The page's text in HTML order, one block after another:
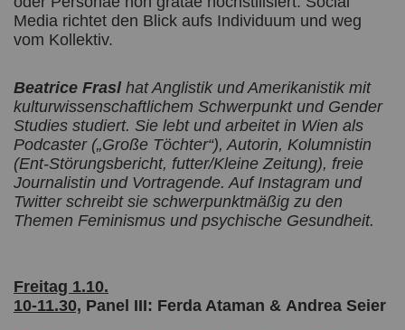
Media richtet den Blick aufs Individuum und weg
vom Kollektiv.
Beatrice Frasl hat Anglistik und Amerikanistik mit
kulturwissenschaftlichem Schwerpunkt und Gender
Studies studiert. Sie lebt und arbeitet in Wien als
Podcaster („Große Töchter“), Autorin, Kolumnistin
(Ent-Störungsbericht, futter/Kleine Zeitung), freie
Journalistin und Vortragende. Auf Instagram und
Twitter schreibt sie schwerpunktmäßig zu den
Themen Feminismus und psychische Gesundheit.
Freitag 1.10.
10-11.30, Panel III: Ferda Ataman & Andrea Seier